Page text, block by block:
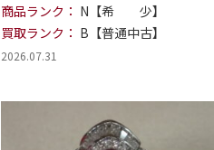
商品ランク： N【希 少】
買取ランク： B【普通中古】
2026.07.31